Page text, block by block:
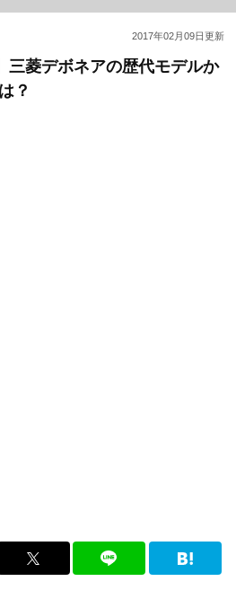
2017年02月09日更新
三菱デボネアの歴代モデルか
？